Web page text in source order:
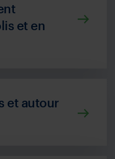
et en
et autour